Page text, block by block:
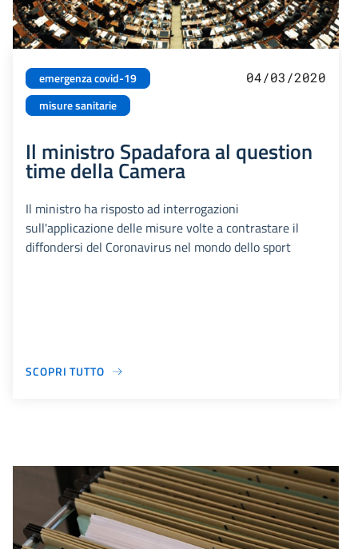
emergenza covid-19
misure sanitarie
04/03/2020
Il ministro Spadafora al question
time della Camera
Il ministro ha risposto ad interrogazioni
sull'applicazione delle misure volte a contrastare il
diffondersi del Coronavirus nel mondo dello sport
SCOPRI TUTTO